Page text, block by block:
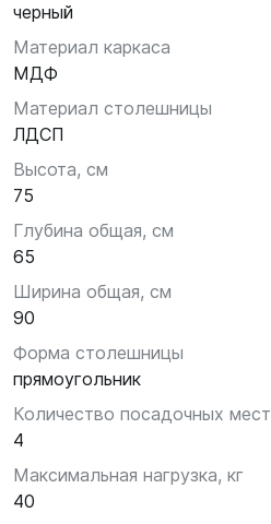
черный
Материал каркаса
МДФ
Материал столешницы
ЛДСП
Высота, см
75
Глубина общая, см
65
Ширина общая, см
90
Форма столешницы
прямоугольник
Количество посадочных мест
4
Максимальная нагрузка, кг
40